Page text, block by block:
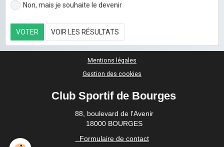
Non, mais je souhaite le devenir
VOTER VOIR LES RÉSULTATS
Mentions légales
Gestion des cookies
Club Sportif de Bourges
88, boulevard de l'Avenir
18000 BOURGES
Formulaire de contact